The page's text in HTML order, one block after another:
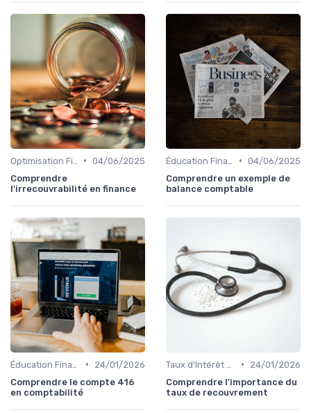
• 04/06/2025
Comprendre
l'irrecouvrabilité en finance
• 04/06/2025
Comprendre un exemple de
balance comptable
•
24/01/2026
Comprendre le compte 416
en comptabilité
•
24/01/2026
Comprendre l'importance du
taux de recouvrement